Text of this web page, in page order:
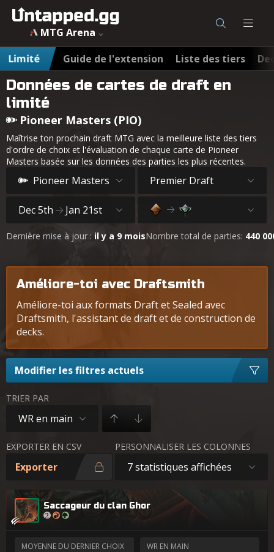
MTG Arena
Limité
Guide de l'extension Liste des tiers
Données de cartes de draft en
limité
Pioneer Masters (PIO)
Maîtrise ton prochain draft MTG avec la meilleure liste des tiers
d'ordre de choix et l'évaluation de chaque carte de Pioneer
Masters basée sur les données des parties les plus récentes.
Pioneer Masters Premier Draft
Dec 5th Jan 21st
Dernière mise à jour : il y a 9 moisNombre total de parties: 440
Améliore-toi avec Draftsmith
Améliore-toi aux formats Draft et Sealed avec
Draftsmith, l'assistant de draft et de construction de
decks.
Modifier les filtres actuels
TRIER PAR
WR en main
EXPORTER EN CSV
Exporter
PERSONNALISER LES COLONNES
7 statistiques affichées
Saccageur du clan Ghor
MOYENNE DU DERNIER CHOIX WR EN MAIN